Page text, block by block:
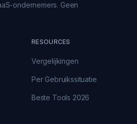
ondernemers. Geen
RESOURCES
Vergelijkingen
Per Gebruikssituatie
Beste Tools 2026